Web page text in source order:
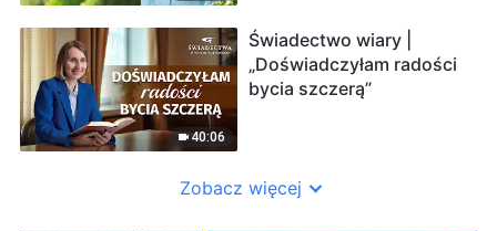
40:06
Świadectwo wiary |
„Doświadczyłam radości
bycia szczerą”
Zobacz więcej